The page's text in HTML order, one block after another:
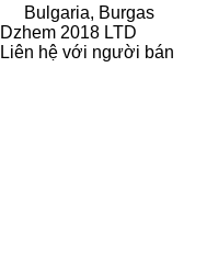
Bulgaria, Burgas
Dzhem 2018 LTD
Liên hệ với người bán